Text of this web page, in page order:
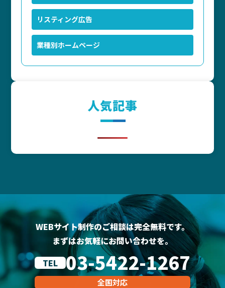
リスティング広告
業種別ホームページ
人気記事
WEBサイト制作のご相談は完全無料です。
まずはお気軽にお問い合わせを。
TEL
03-5422-1267
全国対応